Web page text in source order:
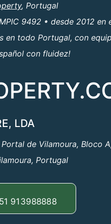
, Portugal
9492 • desde 2012
todo Portugal, con
con fluidez!
LDA
de Vilamoura, Bloco
Portugal
913988888